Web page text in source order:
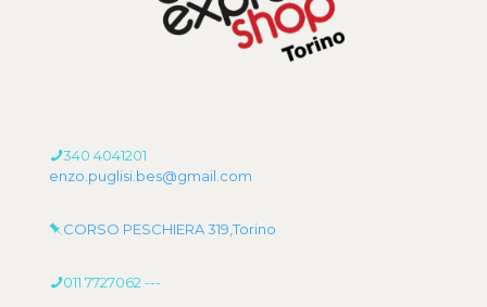
340 4041201
enzo.puglisi.bes@gmail.com
CORSO PESCHIERA 319,Torino
011 7727062 ---